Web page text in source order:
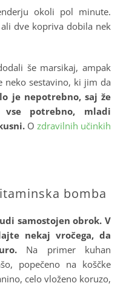
okoli pol minute.
dve kopriva dobila nek
še marsikaj, ampak
neko sestavino, ki jim da
je nepotrebno, saj že
vse potrebno, mladi
O zdravilnih učinkih
bomba
samostojen obrok. V
nekaj vročega, da
Na primer kuhan
popečeno na koščke
celo vloženo koruzo,